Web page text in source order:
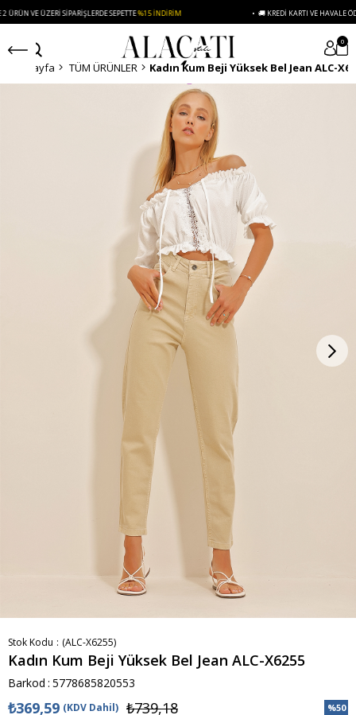
ÜZERI SIPARIŞLERDE SEPETTE%15 İNDIRIM • 🚚 KREDI KARTI VE HAVALE
0
Anasayfa TÜM ÜRÜNLER Kadın Kum Beji Yüksek Bel Jean ALC-
Stok Kodu (ALC-X6255)
Kadın Kum Beji Yüksek Bel Jean ALC-X6255
Barkod : 5778685820553
%50
₺739,18
₺369,59 (KDV Dahil)